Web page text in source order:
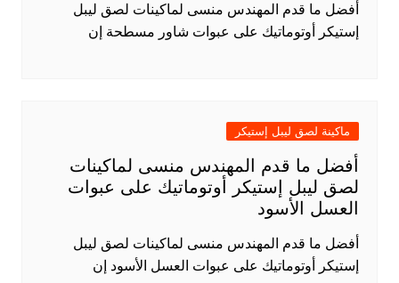
أفضل ما قدم المهندس منسى لماكينات لصق ليبل
إستيكر أوتوماتيك على عبوات شاور مسطحة إن
ماكينة لصق ليبل إستيكر
أفضل ما قدم المهندس منسى لماكينات
لصق ليبل إستيكر أوتوماتيك على عبوات
العسل الأسود
أفضل ما قدم المهندس منسى لماكينات لصق ليبل
إستيكر أوتوماتيك على عبوات العسل الأسود إن